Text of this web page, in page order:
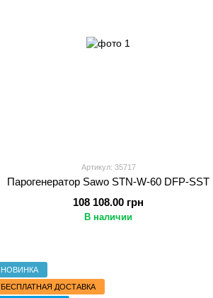
Артикул: 35717
Парогенератор Sawo STN-W-60 DFP-SST
108 108.00 грн
В наличии
НОВИНКА
БЕСПЛАТНАЯ ДОСТАВКА